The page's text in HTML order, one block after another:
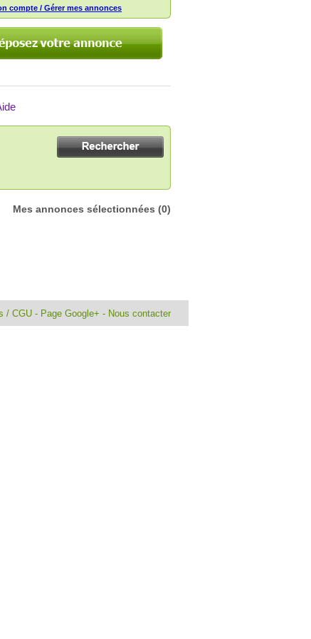
compte / Gérer mes annonces
Mes annonces sélectionnées (0)
/ CGU - Page Google+ - Nous contacter